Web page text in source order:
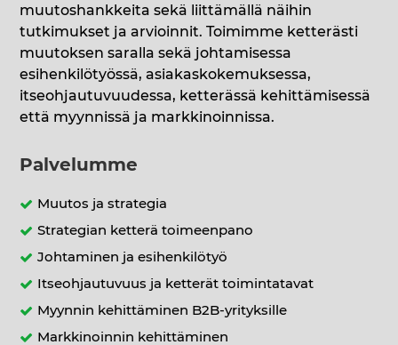
muutoshankkeita sekä liittämällä näihin
tutkimukset ja arvioinnit. Toimimme ketterästi
muutoksen saralla sekä johtamisessa
esihenkilötyössä, asiakaskokemuksessa,
itseohjautuvuudessa, ketterässä kehittämisessä
että myynnissä ja markkinoinnissa.
Palvelumme
Muutos ja strategia
Strategian ketterä toimeenpano
Johtaminen ja esihenkilötyö
Itseohjautuvuus ja ketterät toimintatavat
Myynnin kehittäminen B2B-yrityksille
Markkinoinnin kehittäminen